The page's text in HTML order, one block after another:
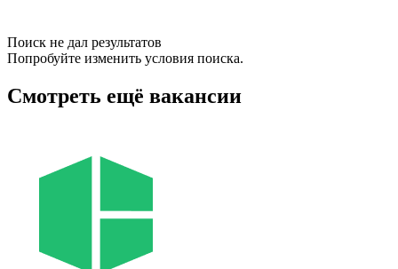
Поиск не дал результатов
Попробуйте изменить условия поиска.
Смотреть ещё вакансии